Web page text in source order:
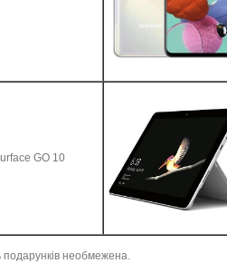
GO 10
подарунків необмежена.